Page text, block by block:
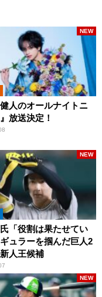
健人のオールナイトニ
放送決定！
NEW
「役割は果たせてい
ュラーを掴んだ巨人2
人王候補
NEW
NEW